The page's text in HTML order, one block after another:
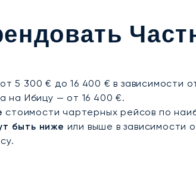
Килларни с полной уверенностью и
5 300 € до 16 400 € в зависимости
на Ибицу — от 16 400 €.
стоимости чартерных рейсов по
быть ниже или выше в зависимости